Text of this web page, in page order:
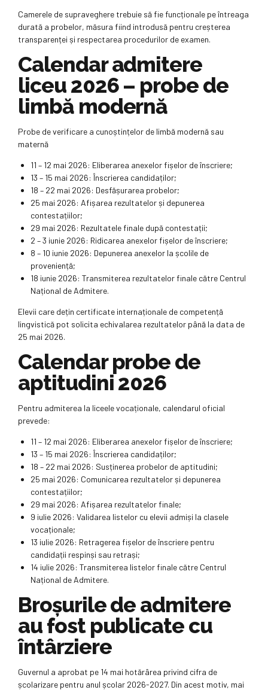
Camerele de supraveghere trebuie să fie funcționale pe întreaga
durată a probelor, măsura fiind introdusă pentru creșterea
transparenței și respectarea procedurilor de examen.
Calendar admitere
liceu 2026 – probe de
limbă modernă
Probe de verificare a cunoștințelor de limbă modernă sau
maternă
11 – 12 mai 2026: Eliberarea anexelor fișelor de înscriere;
13 – 15 mai 2026: Înscrierea candidaților;
18 – 22 mai 2026: Desfășurarea probelor;
25 mai 2026: Afișarea rezultatelor și depunerea
contestațiilor;
29 mai 2026: Rezultatele finale după contestații;
2 – 3 iunie 2026: Ridicarea anexelor fișelor de înscriere;
8 – 10 iunie 2026: Depunerea anexelor la școlile de
proveniență;
18 iunie 2026: Transmiterea rezultatelor finale către Centrul
Național de Admitere.
Elevii care dețin certificate internaționale de competență
lingvistică pot solicita echivalarea rezultatelor până la data de
25 mai 2026.
Calendar probe de
aptitudini 2026
Pentru admiterea la liceele vocaționale, calendarul oficial
prevede:
11 – 12 mai 2026: Eliberarea anexelor fișelor de înscriere;
13 – 15 mai 2026: Înscrierea candidaților;
18 – 22 mai 2026: Susținerea probelor de aptitudini;
25 mai 2026: Comunicarea rezultatelor și depunerea
contestațiilor;
29 mai 2026: Afișarea rezultatelor finale;
9 iulie 2026: Validarea listelor cu elevii admiși la clasele
vocaționale;
13 iulie 2026: Retragerea fișelor de înscriere pentru
candidații respinși sau retrași;
14 iulie 2026: Transmiterea listelor finale către Centrul
Național de Admitere.
Broșurile de admitere
au fost publicate cu
întârziere
Guvernul a aprobat pe 14 mai hotărârea privind cifra de
școlarizare pentru anul școlar 2026-2027. Din acest motiv, mai